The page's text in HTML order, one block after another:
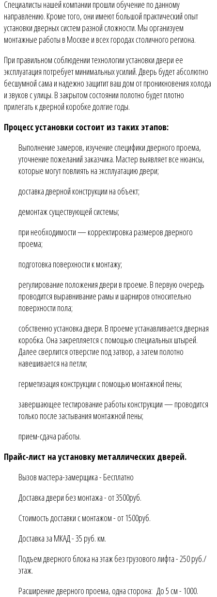
Специалисты нашей компании прошли обучение по данному
направлению. Кроме того, они имеют большой практический опыт
установки дверных систем разной сложности. Мы организуем
монтажные работы в Москве и всех городах столичного региона.
При правильном соблюдении технологии установки двери ее
эксплуатация потребует минимальных усилий. Дверь будет абсолютно
бесшумной сама и надежно защитит ваш дом от проникновения холода
и звуков с улицы. В закрытом состоянии полотно будет плотно
прилегать к дверной коробке долгие годы.
Процесс установки состоит из таких этапов:
Выполнение замеров, изучение специфики дверного проема,
уточнение пожеланий заказчика. Мастер выявляет все нюансы,
которые могут повлиять на эксплуатацию двери;
доставка дверной конструкции на объект;
демонтаж существующей системы;
при необходимости — корректировка размеров дверного
проема;
подготовка поверхности к монтажу;
регулирование положения двери в проеме. В первую очередь
проводится выравнивание рамы и шарниров относительно
поверхности пола;
собственно установка двери. В проеме устанавливается дверная
коробка. Она закрепляется с помощью специальных штырей.
Далее сверлится отверстие под затвор, а затем полотно
навешивается на петли;
герметизация конструкции с помощью монтажной пены;
завершающее тестирование работы конструкции — проводится
только после застывания монтажной пены;
прием-сдача работы.
Прайс-лист на установку металлических дверей.
Вызов мастера-замерщика - Бесплатно
Доставка двери без монтажа - от 3500руб.
Стоимость доставки с монтажом - от 1500руб.
Доставка за МКАД - 35 руб. км.
Подъем дверного блока на этаж без грузового лифта - 250 руб./
этаж.
Расширение дверного проема, одна сторона: До 5 см - 1000.